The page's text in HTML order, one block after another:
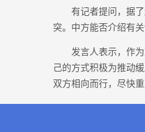
有记者提问，据了
突。中方能否介绍有关
发言人表示，作为
己的方式积极为推动
双方相向而行，尽快